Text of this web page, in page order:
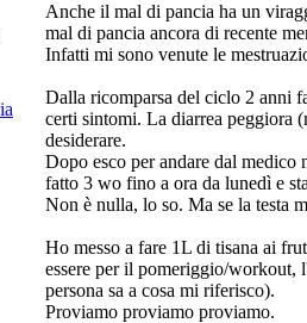
Anche il mal di pancia ha un
mal di pancia ancora di recente
Infatti mi sono venute le
Dalla ricomparsa del ciclo 2 anni
certi sintomi. La diarrea peggiora
desiderare.
Dopo esco per andare dal
fatto 3 wo fino a ora da lunedì e
Non è nulla, lo so. Ma se la testa
Ho messo a fare 1L di tisana ai
essere per il pomeriggio/workout,
persona sa a cosa mi riferisco).
Proviamo proviamo proviamo.